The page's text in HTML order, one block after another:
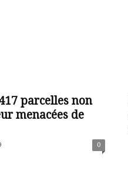
parcelles non
menacées de
0